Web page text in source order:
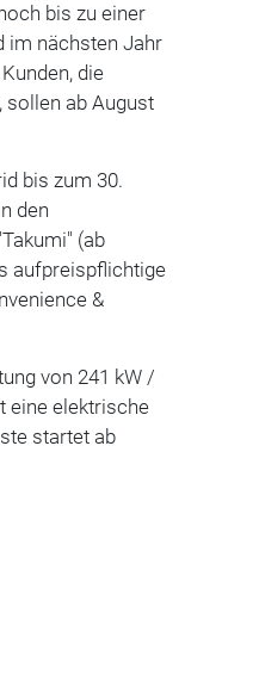
bis zu einer
im nächsten Jahr
die
sollen ab August
bis zum 30.
den
(ab
aufpreispflichtige
&
von 241 kW /
eine elektrische
startet ab